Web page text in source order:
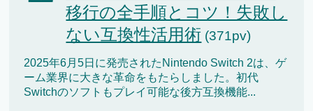
移行の全手順とコツ！失敗し
ない互換性活用術 (371pv)
2025年6月5日に発売されたNintendo Switch 2は、ゲ
ーム業界に大きな革命をもたらしました。初代
Switchのソフトもプレイ可能な後方互換機能...